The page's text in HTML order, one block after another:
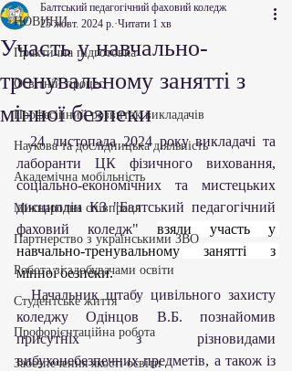
НОВИНИ
Практична підготовка
Освітній процес
Професійний розвиток викладачів
Наукова та дослідницька діяльність
Академічна мобільність
Міжнародна співпраця
Партнерство з українськими ЗВО
Робота зі здобувачами освіти
Студентське життя
Профорієнтаційна робота
Забезпечення якості освіти
Участь у навчально-
тренувальному занятті з
мінної безпеки
Балтський педагогічний фаховий коледж
25 жовт. 2024 р. Читати 1 хв
  24 листопада 2024 року викладачі та
лаборанти ЦК фізичного виховання,
соціально-економічних та мистецьких
дисциплін КЗ "Балтський педагогічний
фаховий коледж" взяли участь у
навчально-тренувальному занятті з
мінної безпеки.
  Начальник штабу цивільного захисту
коледжу Одінцов В.Б. познайомив
присутніх з різновидами
вибухонебезпечних предметів, а також із